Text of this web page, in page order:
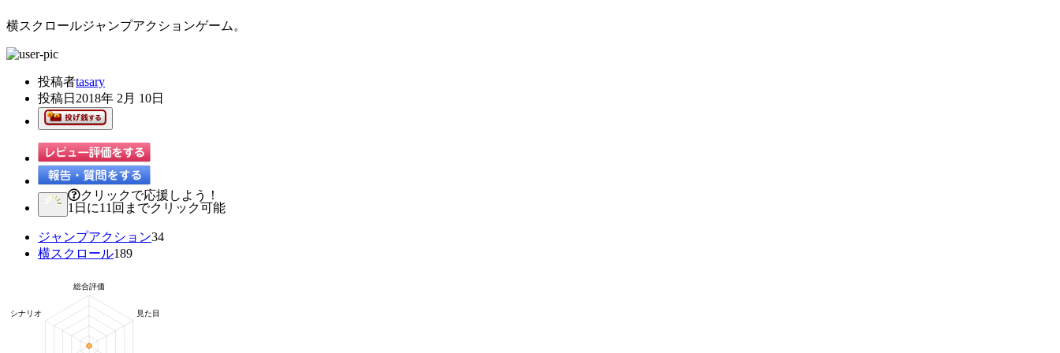
横スクロールジャンプアクションゲーム。
投稿者tasary
投稿日 2018年 2月 10日
クリックで応援しよう！
1日に11回までクリック可能
ジャンプアクション34
横スクロール189